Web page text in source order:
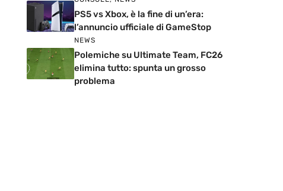
PS5 vs Xbox, è la fine di un’era:
l’annuncio ufficiale di GameStop
NEWS
Polemiche su Ultimate Team, FC26
elimina tutto: spunta un grosso
problema